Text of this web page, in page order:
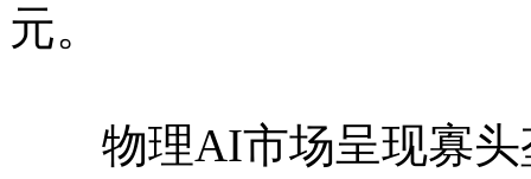
元。
物理AI市场呈现寡头